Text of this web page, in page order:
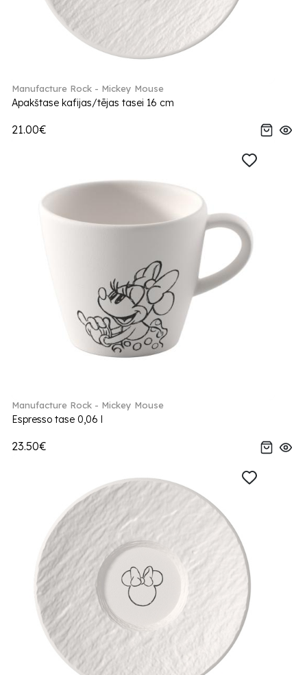
Manufacture Rock - Mickey Mouse
Apakštase kafijas/tējas tasei 16 cm
21.00€
Manufacture Rock - Mickey Mouse
Espresso tase 0,06 l
23.50€